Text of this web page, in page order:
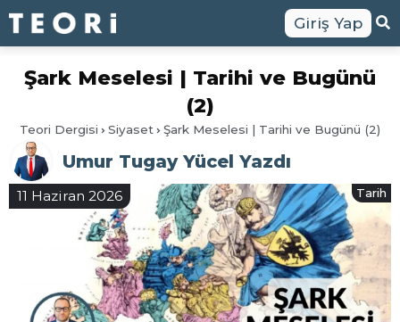
Giriş Yap
Şark Meselesi | Tarihi ve Bugünü
(2)
Teori Dergisi Siyaset Şark Meselesi | Tarihi ve Bugünü (2)
Umur Tugay Yücel Yazdı
11 Haziran 2026 Tarih